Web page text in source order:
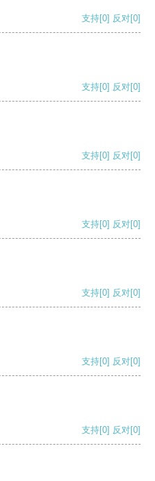
支持[0] 反对[0]
支持[0] 反对[0]
支持[0] 反对[0]
支持[0] 反对[0]
支持[0] 反对[0]
支持[0] 反对[0]
支持[0] 反对[0]